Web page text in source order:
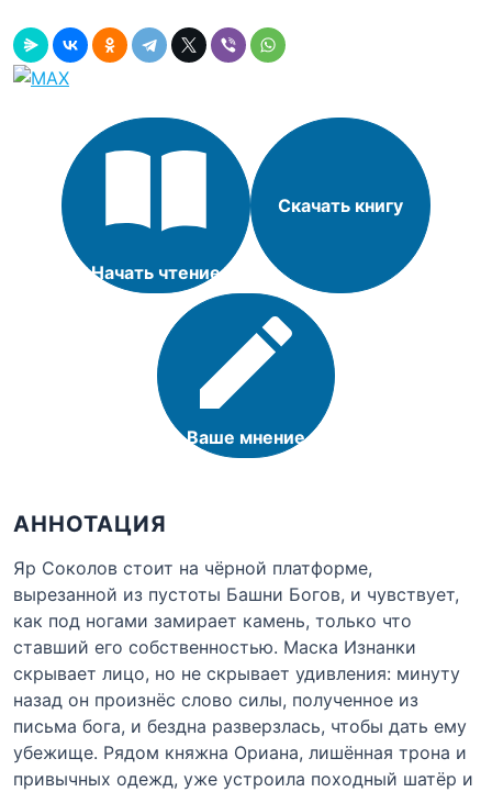
Начать чтение
Скачать книгу
Ваше мнение
АННОТАЦИЯ
Яр Соколов стоит на чёрной платформе,
вырезанной из пустоты Башни Богов, и чувствует,
как под ногами замирает камень, только что
ставший его собственностью. Маска Изнанки
скрывает лицо, но не скрывает удивления: минуту
назад он произнёс слово силы, полученное из
письма бога, и бездна разверзлась, чтобы дать ему
убежище. Рядом княжна Ориана, лишённая трона и
привычных одежд, уже устроила походный шатёр и